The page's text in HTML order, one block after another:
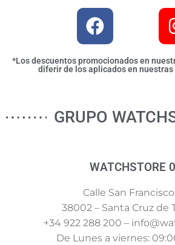
*Los descuentos promocionados en
diferir de los aplicados en
GRUPO
WATCHSTORE
Calle San
38002 – Santa Cruz de
+34 922 288 200 –
De Lunes a viernes: